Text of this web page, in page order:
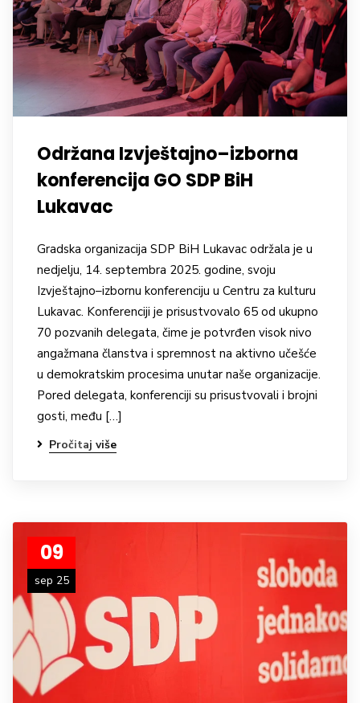
Održana Izvještajno–izborna
konferencija GO SDP BiH
Lukavac
Gradska organizacija SDP BiH Lukavac održala je u
nedjelju, 14. septembra 2025. godine, svoju
Izvještajno–izbornu konferenciju u Centru za kulturu
Lukavac. Konferenciji je prisustvovalo 65 od ukupno
70 pozvanih delegata, čime je potvrđen visok nivo
angažmana članstva i spremnost na aktivno učešće
u demokratskim procesima unutar naše organizacije.
Pored delegata, konferenciji su prisustvovali i brojni
gosti, među […]
Pročitaj više
09
sep 25